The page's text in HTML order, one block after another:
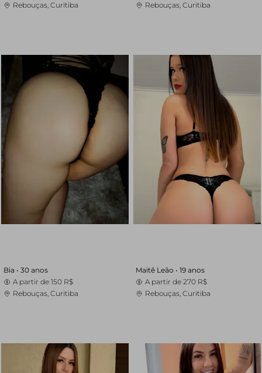
Rebouças, Curitiba
Rebouças, Curitiba
Bia • 30 anos
A partir de 150 R$
Rebouças, Curitiba
Maitê Leão • 19 anos
A partir de 270 R$
Rebouças, Curitiba